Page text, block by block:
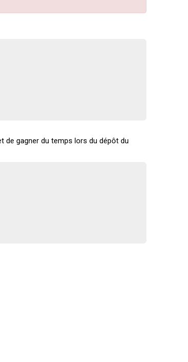
de gagner du temps lors du dépôt du